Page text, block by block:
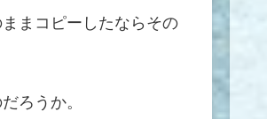
まコピーしたならその
ろうか。